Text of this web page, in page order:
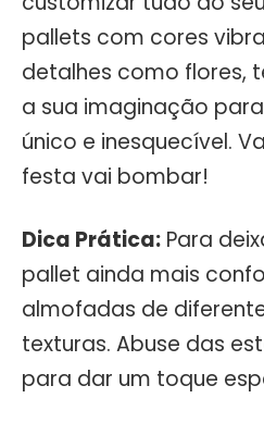
pallets com cores
detalhes como flores,
a sua imaginação
único e inesquecível.
festa vai bombar!
Dica Prática: Para
pallet ainda mais
almofadas de
texturas. Abuse das
para dar um toque